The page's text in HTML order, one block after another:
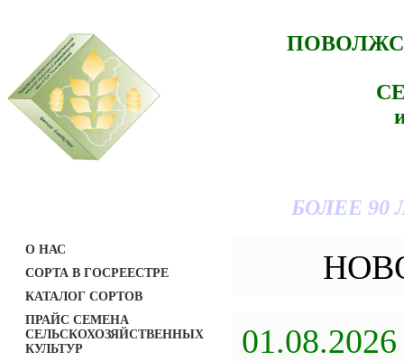
БОЛЕЕ
О НАС
СОРТА В ГОСРЕЕСТРЕ
КАТАЛОГ СОРТОВ
ПРАЙС СЕМЕНА
СЕЛЬСКОХОЗЯЙСТВЕННЫХ
КУЛЬТУР
01.08.2026